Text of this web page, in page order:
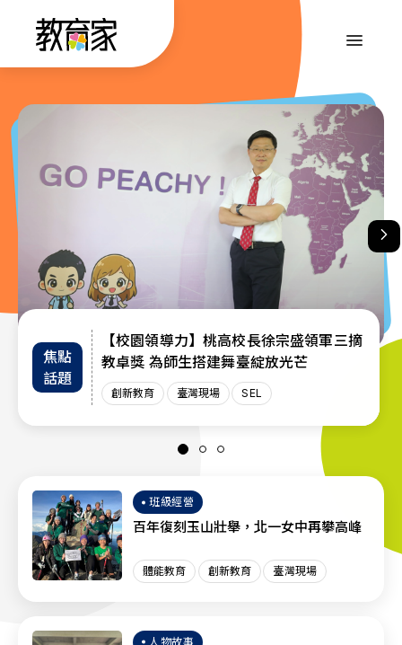
容
焦點
話題
【校園領導力】桃高校長徐宗盛領軍三摘
教卓獎 為師生搭建舞臺綻放光芒
創新教育 臺灣現場 SEL
教師
增能
教育部首辦「大專院校通識教育教師交流
工作坊」 共創AI與永續未來課堂
創新教育 臺灣現場 AI教育
趨勢
政策
退而不休，無私奉獻─教育部公布115年
教育奉獻獎獲獎名單
教師 教育奉獻獎 臺灣現場
班級經營
百年復刻玉山壯舉，北一女中再攀高峰
體能教育 創新教育 臺灣現場
人物故事